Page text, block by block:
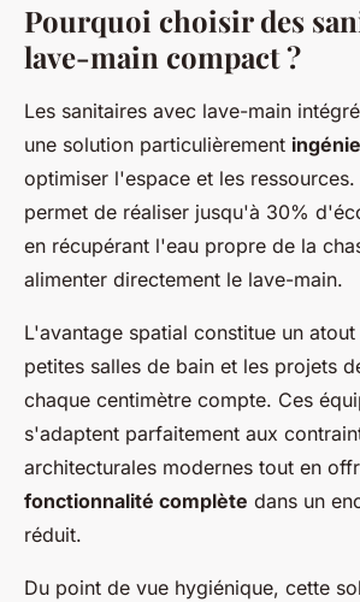
Pourquoi choisir des
lave-main compact ?
Les sanitaires avec lave-main
une solution particulièrement
optimiser l'espace et les
permet de réaliser jusqu'à 30%
en récupérant l'eau propre de la
alimenter directement le lave-main.
L'avantage spatial constitue un
petites salles de bain et les projets
chaque centimètre compte. Ces
s'adaptent parfaitement aux
architecturales modernes tout en
fonctionnalité complète dans un
réduit.
Du point de vue hygiénique, cette